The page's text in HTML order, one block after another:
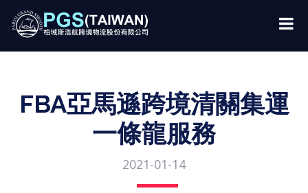
FBA亞馬遜跨境清關集運
一條龍服務
2021-01-14